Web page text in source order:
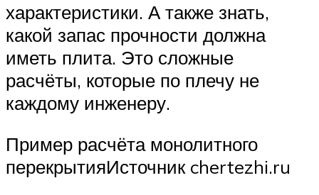
характеристики. А также знать,
какой запас прочности должна
иметь плита. Это сложные
расчёты, которые по плечу не
каждому инженеру.
Пример расчёта монолитного
перекрытияИсточник chertezhi.ru